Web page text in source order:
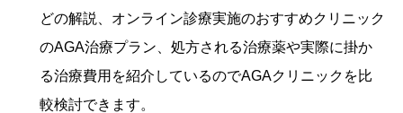
どの解説、オンライン診療実施のおすすめクリニック
のAGA治療プラン、処方される治療薬や実際に掛か
る治療費用を紹介しているのでAGAクリニックを比
較検討できます。